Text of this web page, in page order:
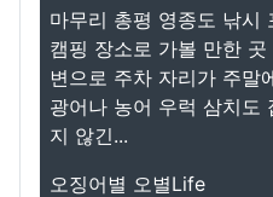
마무리 총평 영종도 낚시
캠핑 장소로 가볼 만한
변으로 주차 자리가 주말
광어나 농어 우럭 삼치도
지 않긴...
오징어별 오별Life